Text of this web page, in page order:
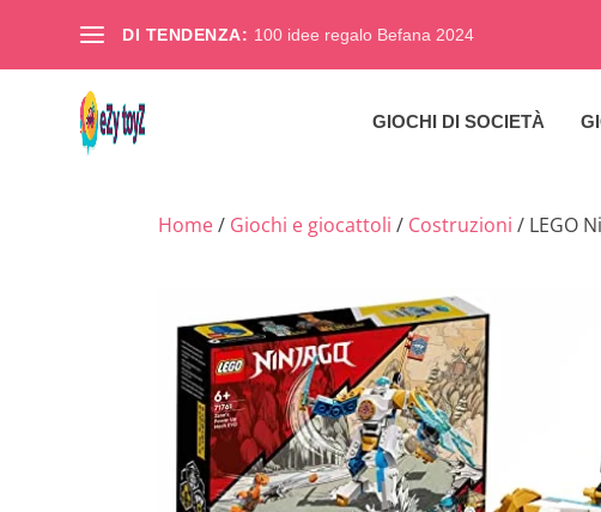
DI TENDENZA: 100 idee regalo Befana 2024
GIOCHI DI SOCIETÀ
Home/ Giochi e giocattoli / Costruzioni / LEGO